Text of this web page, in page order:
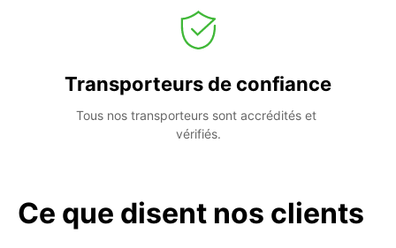
Transporteurs de confiance
Tous nos transporteurs sont accrédités et
vérifiés.
Ce que disent nos clients